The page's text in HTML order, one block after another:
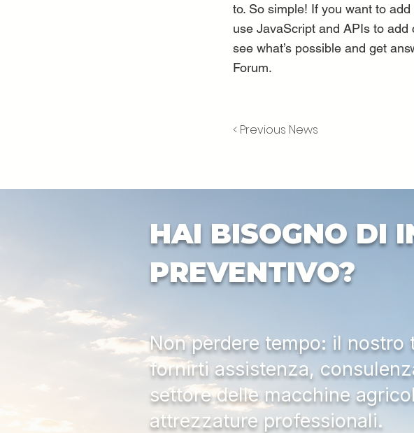
to. So simple! If you want to
use JavaScript and APIs to
see what’s possible and get
Forum.
< Previous News
HAI BISOGNO DI
PREVENTIVO?
Non perdere tempo: il
fornirti assistenza,
settore delle macchine
attrezzature professionali.